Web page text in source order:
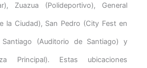
Zuazua (Polideportivo), General
la Ciudad), San Pedro (City Fest en
Santiago (Auditorio de Santiago) y
Principal). Estas ubicaciones